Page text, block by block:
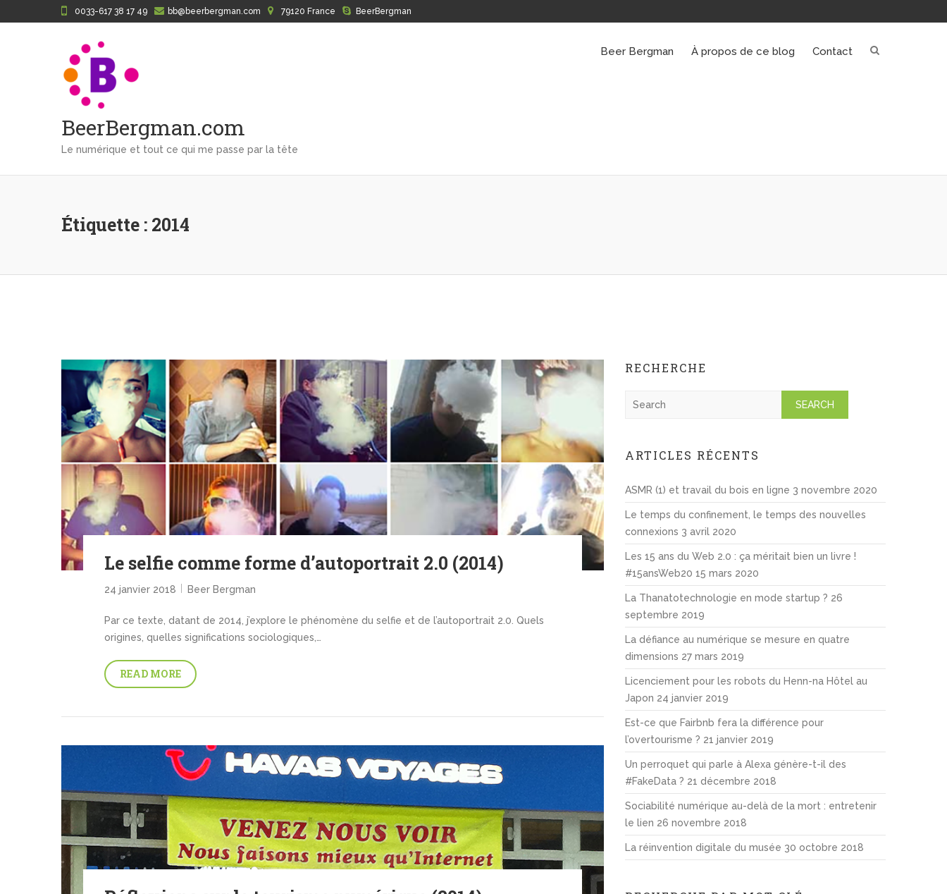
0033-617 38 17 49 bb@beerbergman.com 79120 France BeerBergman
BeerBergman.com
Le numérique et tout ce qui me passe par la tête
Beer Bergman À propos de ce blog Contact
Étiquette : 2014
Le selfie comme forme d’autoportrait 2.0 (2014)
24 janvier 2018 Beer Bergman
Par ce texte, datant de 2014, j’explore le phénomène du selfie et de l’autoportrait 2.0. Quels
origines, quelles significations sociologiques,…
READ MORE
RECHERCHE
r
h
ARTICLES RÉCENTS
ASMR (1) et travail du bois en ligne 3 novembre 2020
Le temps du confinement, le temps des nouvelles
connexions 3 avril 2020
Les 15 ans du Web 2.0 : ça méritait bien un livre !
#15ansWeb20 15 mars 2020
La Thanatotechnologie en mode startup ? 26
septembre 2019
La défiance au numérique se mesure en quatre
dimensions 27 mars 2019
Licenciement pour les robots du Henn-na Hôtel au
Japon 24 janvier 2019
Est-ce que Fairbnb fera la différence pour
l’overtourisme ? 21 janvier 2019
Un perroquet qui parle à Alexa génère-t-il des
#FakeData ? 21 décembre 2018
Sociabilité numérique au-delà de la mort : entretenir
le lien 26 novembre 2018
La réinvention digitale du musée 30 octobre 2018